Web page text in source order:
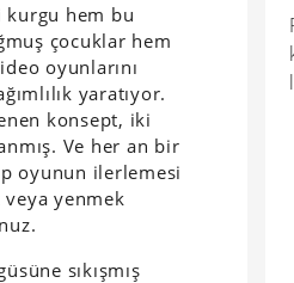
hem bu
çocuklar hem
oyunlarını
yaratıyor.
konsept, iki
Ve her an bir
oyunun ilerlemesi
yenmek
sıkışmış